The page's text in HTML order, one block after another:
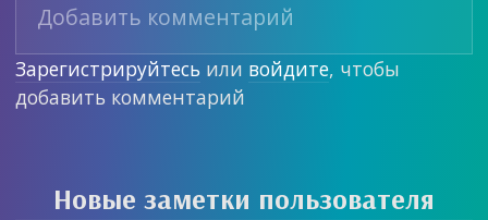
Зарегистрируйтесь или войдите, чтобы
добавить комментарий
Новые заметки пользователя